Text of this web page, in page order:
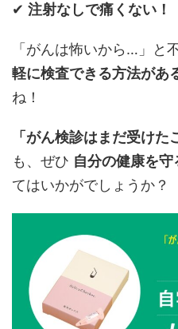
✔ 注射なしで痛くない！
「がんは怖いから…」と
軽に検査できる方法があ
ね！
「がん検診はまだ受けた
も、ぜひ 自分の健康を守
てはいかがでしょうか？